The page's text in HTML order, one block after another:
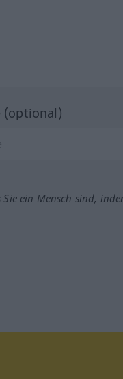
(optional)
ein Mensch sind,